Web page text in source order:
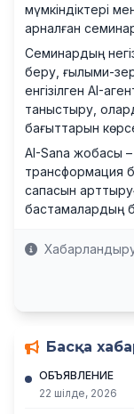
мүмкіндіктері
арналған
Семинардың
беру, ғылыми-
енгізілген AI-
таныстыру,
бағыттарын
AI-Sana жобасы –
трансформация
сапасын
бастамалардың
Басқа
ОБЪЯВЛЕНИЕ
22 шілде, 2026